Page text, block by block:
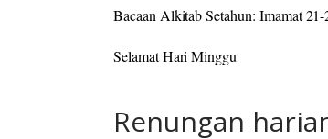
Bacaan Alkitab Setahun: Imamat
Selamat Hari Minggu
Renungan